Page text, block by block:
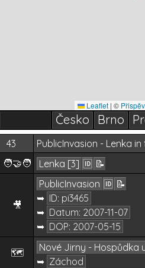
Leaflet | ©
Česko Brno
43 PublicInvasion - Lenka
🧑‍🤝‍🧑
Lenka [3] 🆔 📝
🎥
PublicInvasion 🆔 📝
➥ ID: pi3465
➥ Datum: 2007-11-07
➥ DOP: 2007-05-15
🗺️ Nové Jirny - Hospůdka
➥ Záchod